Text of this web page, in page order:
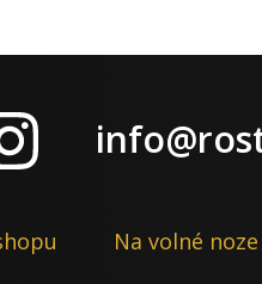
Na volné noze